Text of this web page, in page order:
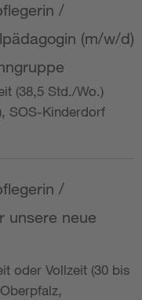
/
(m/w/d)
(38,5 Std./Wo.)
SOS-Kinderdorf
/
unsere neue
oder Vollzeit (30 bis